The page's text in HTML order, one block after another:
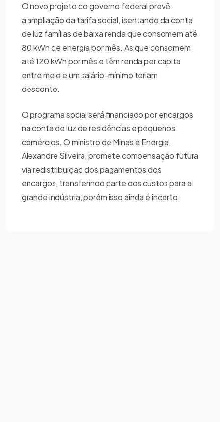
O novo projeto do governo federal prevê
a ampliação da tarifa social, isentando da conta
de luz famílias de baixa renda que consomem até
80 kWh de energia por mês. As que consomem
até 120 kWh por mês e têm renda per capita
entre meio e um salário-mínimo teriam
desconto.
O programa social será financiado por encargos
na conta de luz de residências e pequenos
comércios. O ministro de Minas e Energia,
Alexandre Silveira, promete compensação futura
via redistribuição dos pagamentos dos
encargos, transferindo parte dos custos para a
grande indústria, porém isso ainda é incerto.